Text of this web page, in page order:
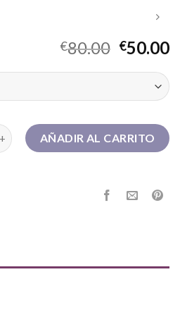
€80.00 €50.00
hombre cantidad
AÑADIR AL CARRITO